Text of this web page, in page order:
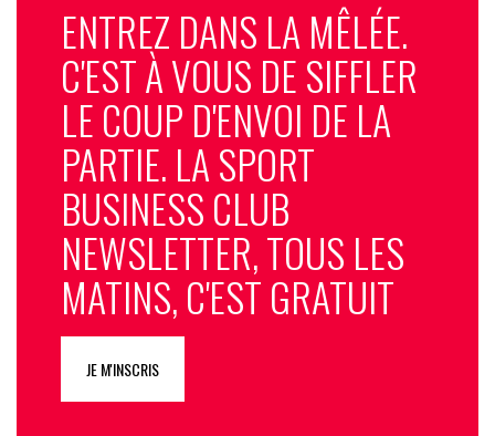
ENTREZ DANS LA MÊLÉE.
C'EST À VOUS DE SIFFLER
LE COUP D'ENVOI DE LA
PARTIE. LA SPORT
BUSINESS CLUB
NEWSLETTER, TOUS LES
MATINS, C'EST GRATUIT
JE M'INSCRIS